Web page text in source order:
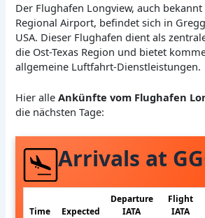
Der Flughafen Longview, auch bekannt
Regional Airport, befindet sich in
USA. Dieser Flughafen dient als
die Ost-Texas Region und bietet
allgemeine Luftfahrt-Dienstleistungen.
Hier alleAnkünfte vom Flughafen
die nächsten Tage:
Arrivals at
Time Expected
Departure
IATA
Flight
IATA